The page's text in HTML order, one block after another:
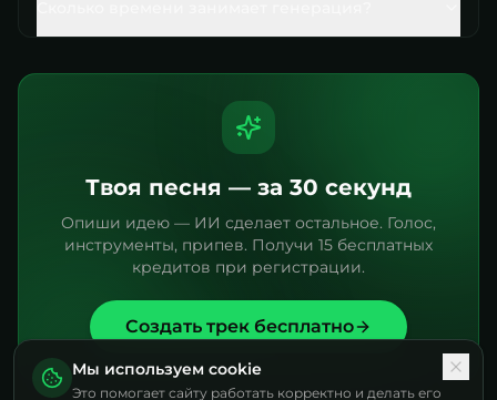
Твоя песня — за 30 секунд
Опиши идею — ИИ сделает остальное. Голос,
инструменты, припев. Получи 15 бесплатных
кредитов при регистрации.
Создать трек бесплатно
Мы используем cookie
Это помогает сайту работать корректно и делать его